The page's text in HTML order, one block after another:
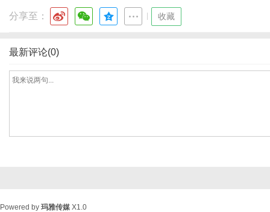
分享至： 收藏
最新评论(0)
Powered by 玛雅传媒 X1.0